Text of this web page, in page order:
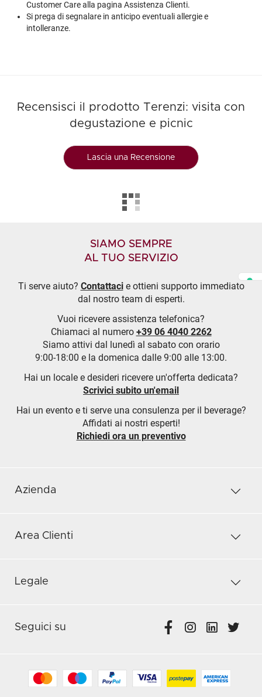
Customer Care alla pagina Assistenza Clienti.
Si prega di segnalare in anticipo eventuali allergie e
intolleranze.
Recensisci il prodotto Terenzi: visita con
degustazione e picnic
Lascia una Recensione
SIAMO SEMPRE
AL TUO SERVIZIO
Ti serve aiuto? Contattacie ottieni supporto immediato
dal nostro team di esperti.
Vuoi ricevere assistenza telefonica?
Chiamaci al numero +39 06 4040 2262
Siamo attivi dal lunedì al sabato con orario
9:00-18:00 e la domenica dalle 9:00 alle 13:00.
Hai un locale e desideri ricevere un'offerta dedicata?
Scrivici subito un'email
Hai un evento e ti serve una consulenza per il beverage?
Affidati ai nostri esperti!
Richiedi ora un preventivo
Azienda
Area Clienti
Legale
Seguici su